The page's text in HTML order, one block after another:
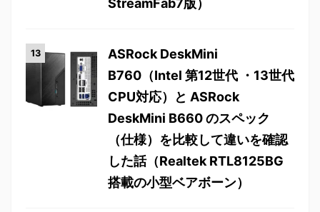
StreamFab7版）
ASRock DeskMini
B760（Intel 第12世代 ・13世代
CPU対応）と ASRock
DeskMini B660 のスペック
（仕様）を比較して違いを確認
した話（Realtek RTL8125BG
搭載の小型ベアボーン）